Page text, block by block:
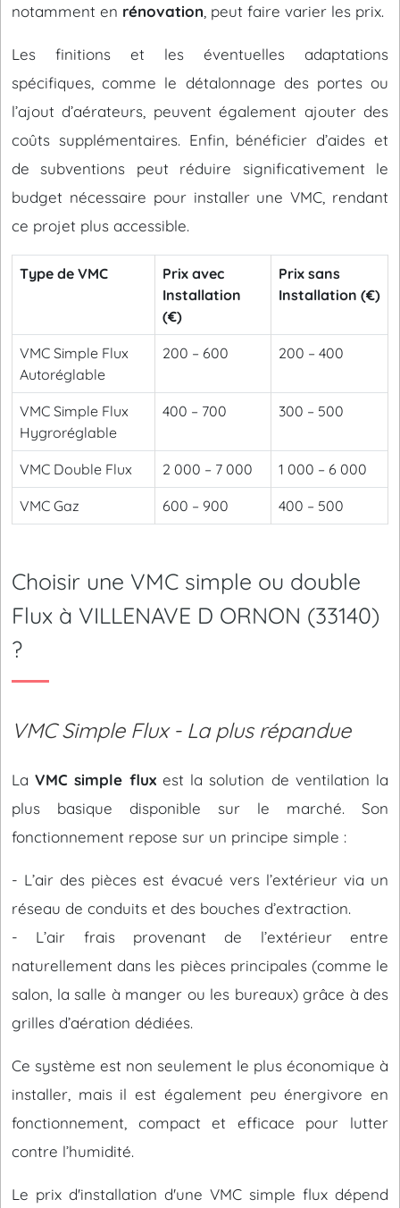
notamment en rénovation , peut faire varier les prix.
Les finitions et les éventuelles adaptations
spécifiques, comme le détalonnage des portes ou
l’ajout d’aérateurs, peuvent également ajouter des
coûts supplémentaires. Enfin, bénéficier d’aides et
de subventions peut réduire significativement le
budget nécessaire pour installer une VMC, rendant
ce projet plus accessible.
Type de VMC
Prix avec
Installation
(€)
Prix sans
Installation (€)
VMC Simple Flux
Autoréglable
200 – 600 200 – 400
VMC Simple Flux
Hygroréglable
400 – 700 300 – 500
VMC Double Flux 2 000 – 7 000 1 000 – 6 000
VMC Gaz 600 – 900 400 – 500
Choisir une VMC simple ou double
Flux à VILLENAVE D ORNON (33140)
?
VMC Simple Flux - La plus répandue
LaVMC simple fluxest la solution de ventilation la
plus basique disponible sur le marché. Son
fonctionnement repose sur un principe simple :
- L’air des pièces est évacué vers l’extérieur via un
réseau de conduits et des bouches d’extraction.
- L’air frais provenant de l’extérieur entre
naturellement dans les pièces principales (comme le
salon, la salle à manger ou les bureaux) grâce à des
grilles d’aération dédiées.
Ce système est non seulement le plus économique à
installer, mais il est également peu énergivore en
fonctionnement, compact et efficace pour lutter
contre l’humidité.
Le prix d'installation d'une VMC simple flux dépend